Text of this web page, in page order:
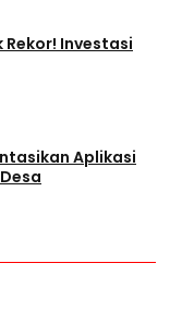
Investasi
Aplikasi